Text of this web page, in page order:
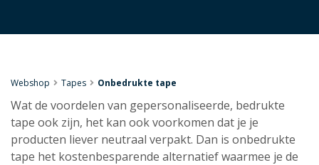
Webshop Tapes Onbedrukte tape
Wat de voordelen van gepersonaliseerde, bedrukte
tape ook zijn, het kan ook voorkomen dat je je
producten liever neutraal verpakt. Dan is onbedrukte
tape het kostenbesparende alternatief waarmee je de